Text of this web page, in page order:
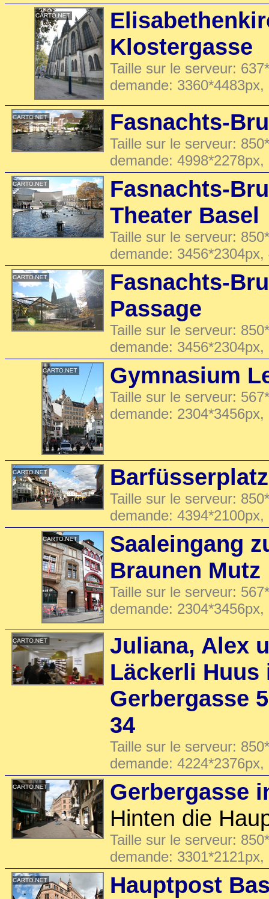
Klostergasse
Taille sur le serveur:
demande:
Fasnachts-
Taille sur le serveur:
demande:
Fasnachts-
Theater Basel
Taille sur le serveur:
demande:
Fasnachts-
Passage
Taille sur le serveur:
demande:
Gymnasium
Taille sur le serveur:
demande:
Barfüsserplatz
Taille sur le serveur:
demande:
Saaleingang
Braunen Mutz
Taille sur le serveur:
demande:
Juliana, Alex
Läckerli Huus
Gerbergasse
34
Taille sur le serveur:
demande:
Gerbergasse
Hinten die
Taille sur le serveur:
demande:
Hauptpost